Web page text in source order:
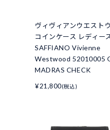
ヴィヴィアンウエスト
コインケース レディー
SAFFIANO Vivienne
Westwood 52010005
MADRAS CHECK
¥21,800(税込)